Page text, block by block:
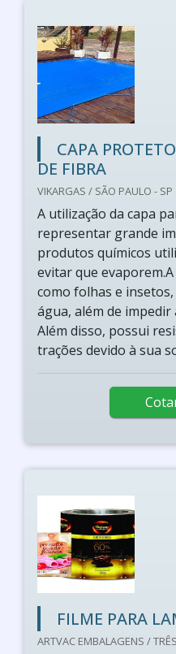
CAPA
DE FIBRA
VIKARGAS / SÃO PAULO - SP
A utilização da capa
representar grande
produtos químicos
evitar que
como folhas e
água, além de impedir
Além disso, possui
trações devido à sua
FILME PARA
ARTVAC EMBALAGENS /